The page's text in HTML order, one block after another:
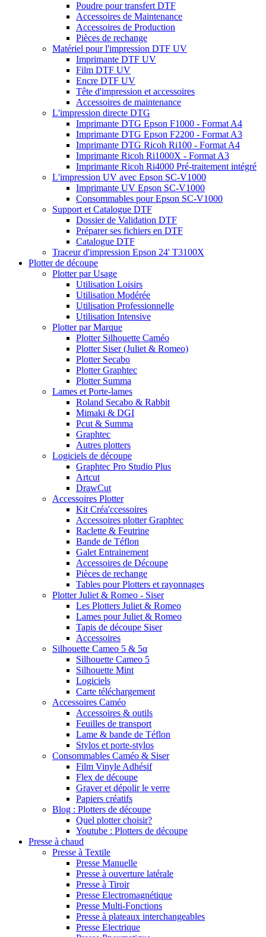
Poudre pour transfert DTF
Accessoires de Maintenance
Accessoires de Production
Pièces de rechange
Matériel pour l'impression DTF UV
Imprimante DTF UV
Film DTF UV
Encre DTF UV
Tête d'impression et accessoires
Accessoires de maintenance
L'impression directe DTG
Imprimante DTG Epson F1000 - Format A4
Imprimante DTG Epson F2200 - Format A3
Imprimante DTG Ricoh Ri100 - Format A4
Imprimante Ricoh Ri1000X - Format A3
Imprimante Ricoh Ri4000 Pré-traitement intégré
L'impression UV avec Epson SC-V1000
Imprimante UV Epson SC-V1000
Consommables pour Epson SC-V1000
Support et Catalogue DTF
Dossier de Validation DTF
Préparer ses fichiers en DTF
Catalogue DTF
Traceur d'impression Epson 24' T3100X
Plotter de découpe
Plotter par Usage
Utilisation Loisirs
Utilisation Modérée
Utilisation Professionnelle
Utilisation Intensive
Plotter par Marque
Plotter Silhouette Caméo
Plotter Siser (Juliet & Romeo)
Plotter Secabo
Plotter Graphtec
Plotter Summa
Lames et Porte-lames
Roland Secabo & Rabbit
Mimaki & DGI
Pcut & Summa
Graphtec
Autres plotters
Logiciels de découpe
Graphtec Pro Studio Plus
Artcut
DrawCut
Accessoires Plotter
Kit Créa'ccessoires
Accessoires plotter Graphtec
Raclette & Feutrine
Bande de Téflon
Galet Entrainement
Accessoires de Découpe
Pièces de rechange
Tables pour Plotters et rayonnages
Plotter Juliet & Romeo - Siser
Les Plotters Juliet & Romeo
Lames pour Juliet & Romeo
Tapis de découpe Siser
Accessoires
Silhouette Cameo 5 & 5α
Silhouette Cameo 5
Silhouette Mint
Logiciels
Carte téléchargement
Accessoires Caméo
Accessoires & outils
Feuilles de transport
Lame & bande de Téflon
Stylos et porte-stylos
Consommables Caméo & Siser
Film Vinyle Adhésif
Flex de découpe
Graver et dépolir le verre
Papiers créatifs
Blog : Plotters de découpe
Quel plotter choisir?
Youtube : Plotters de découpe
Presse à chaud
Presse à Textile
Presse Manuelle
Presse à ouverture latérale
Presse à Tiroir
Presse Electromagnétique
Presse Multi-Fonctions
Presse à plateaux interchangeables
Presse Electrique